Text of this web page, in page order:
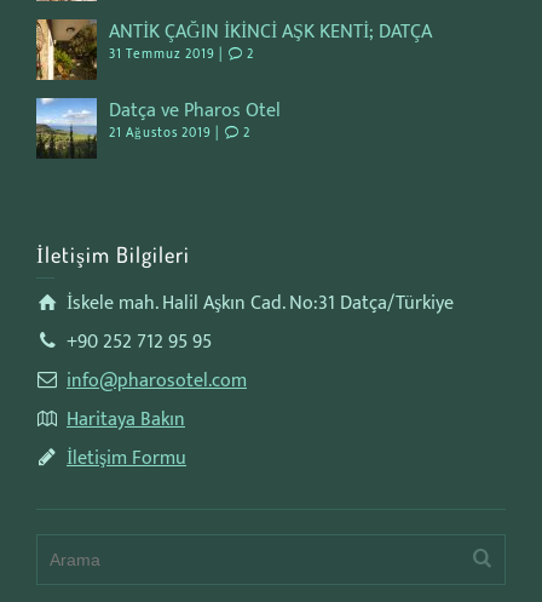
ANTİK ÇAĞIN İKİNCİ AŞK KENTİ; DATÇA
31 Temmuz 2019 | 2
Datça ve Pharos Otel
21 Ağustos 2019 | 2
İletişim Bilgileri
İskele mah. Halil Aşkın Cad. No:31 Datça/Türkiye
+90 252 712 95 95
info@pharosotel.com
Haritaya Bakın
İletişim Formu